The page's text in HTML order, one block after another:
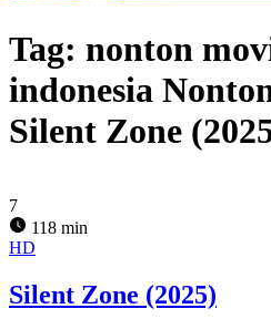
Tag: nonton
indonesia
Silent Zone
7
118 min
HD
Silent Zone (2025)